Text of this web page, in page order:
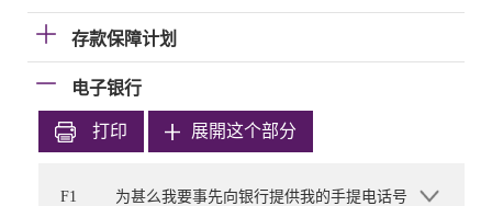
存款保障计划
电子银行
打印 展開这个部分
F1
为甚么我要事先向银行提供我的手提电话号